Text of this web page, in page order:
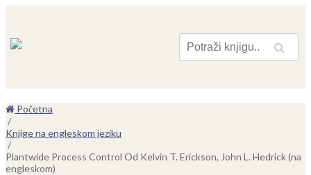
Pretraga
Početna
/
Knjige na engleskom jeziku
/
Plantwide Process Control Od Kelvin T. Erickson, John L. Hedrick (na
engleskom)